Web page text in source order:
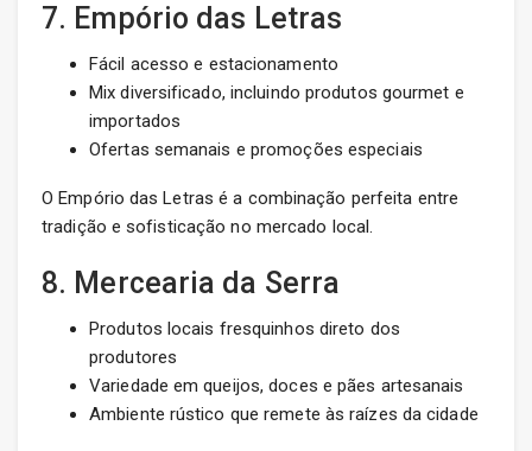
7. Empório das Letras
Fácil acesso e estacionamento
Mix diversificado, incluindo produtos gourmet e
importados
Ofertas semanais e promoções especiais
O Empório das Letras é a combinação perfeita entre
tradição e sofisticação no mercado local.
8. Mercearia da Serra
Produtos locais fresquinhos direto dos
produtores
Variedade em queijos, doces e pães artesanais
Ambiente rústico que remete às raízes da cidade